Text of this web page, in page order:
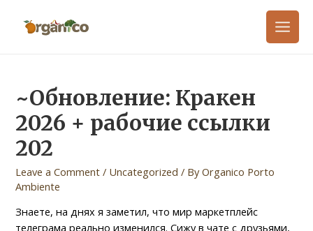
~Обновление: Кракен
2026 + рабочие ссылки
202
Leave a Comment / Uncategorized / ByOrganico Porto
Ambiente
Знаете, на днях я заметил, что мир маркетплейс
телеграма реально изменился. Сижу в чате с друзьями,